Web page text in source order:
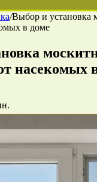
/Выбор и установка
в доме
насекомых